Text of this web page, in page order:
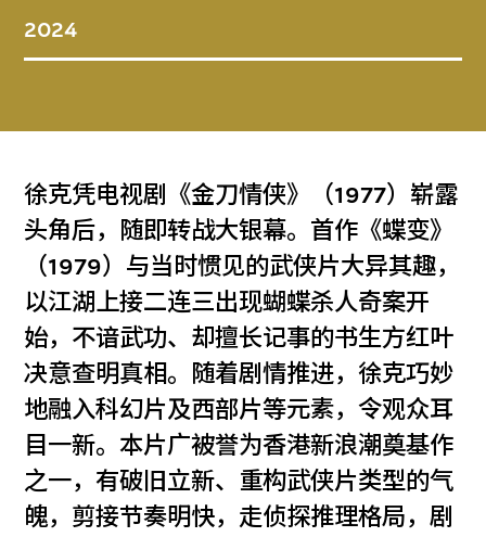
2024
徐克凭电视剧《金刀情侠》（1977）崭露
头角后，随即转战大银幕。首作《蝶变》
（1979）与当时惯见的武侠片大异其趣，
以江湖上接二连三出现蝴蝶杀人奇案开
始，不谙武功、却擅长记事的书生方红叶
决意查明真相。随着剧情推进，徐克巧妙
地融入科幻片及西部片等元素，令观众耳
目一新。本片广被誉为香港新浪潮奠基作
之一，有破旧立新、重构武侠片类型的气
魄，剪接节奏明快，走侦探推理格局，剧